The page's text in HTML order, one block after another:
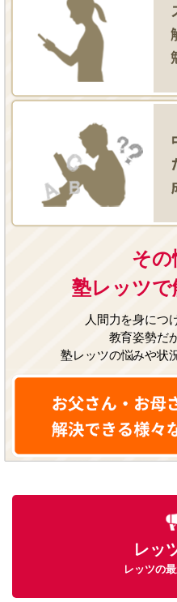
その
塾レッツで
人間力を身につ
教育姿勢だ
塾レッツの悩みや状
レッ
レッツの